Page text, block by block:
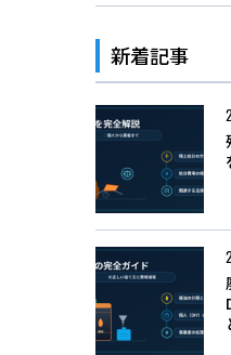
新着記事